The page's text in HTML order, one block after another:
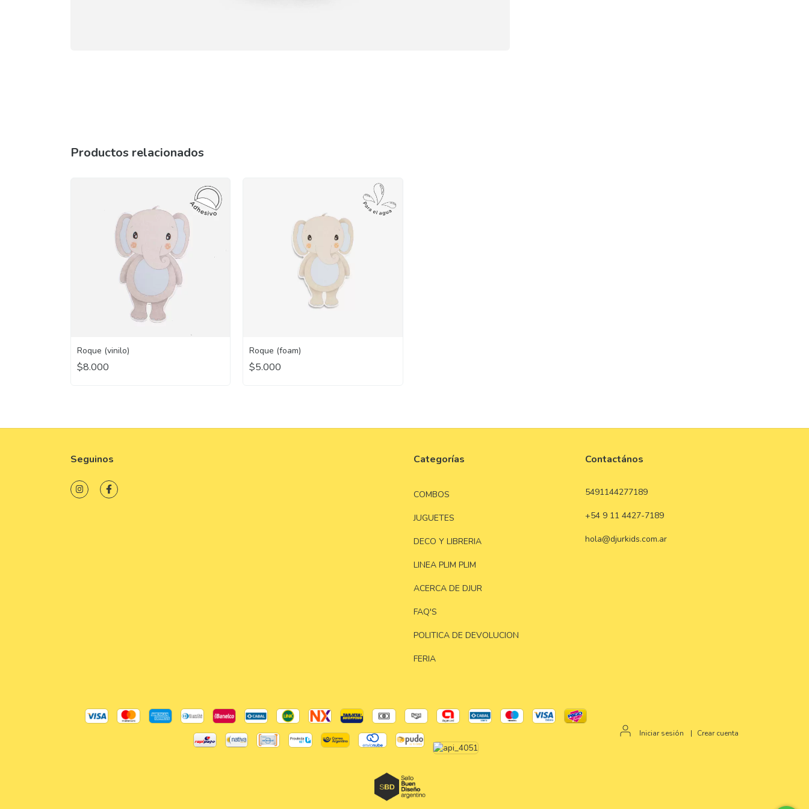
Productos relacionados
Roque (vinilo)
$8.000
Roque (foam)
$5.000
Seguinos Categorías
COMBOS
JUGUETES
DECO Y LIBRERIA
LINEA PLIM PLIM
ACERCA DE DJUR
FAQ'S
POLITICA DE DEVOLUCION
FERIA
Contactános
5491144277189
+54 9 11 4427-7189
hola@djurkids.com.ar
Iniciar sesión | Crear cuenta